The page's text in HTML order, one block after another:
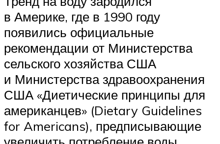
в Америке, где в 1990 году
появились официальные
рекомендации от Министерства
сельского хозяйства США
и Министерства здравоохранения
США «Диетические принципы для
американцев» (Dietary Guidelines
for Americans), предписывающие